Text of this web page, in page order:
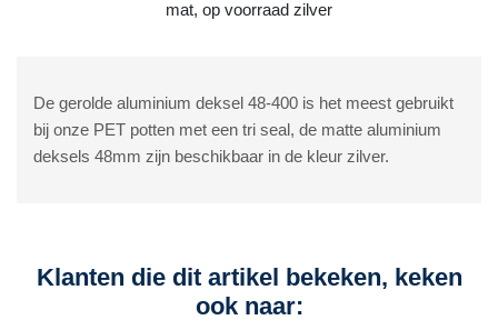
mat, op voorraad zilver
De gerolde aluminium deksel 48-400 is het meest gebruikt
bij onze PET potten met een tri seal, de matte aluminium
deksels 48mm zijn beschikbaar in de kleur zilver.
Klanten die dit artikel bekeken, keken
ook naar: